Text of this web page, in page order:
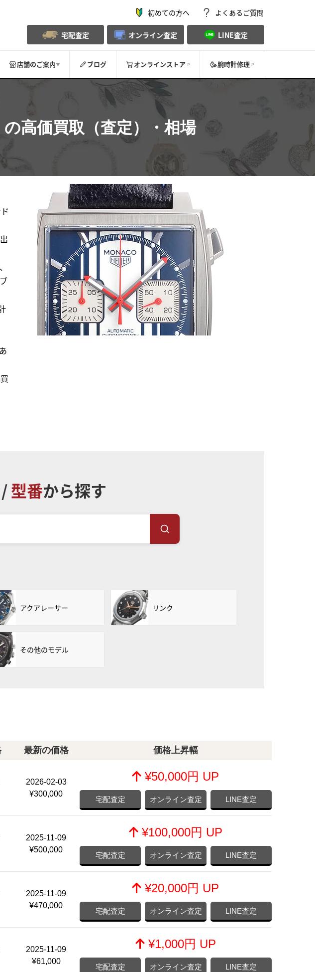
初めての方へ よくあるご質問
宅配査定 オンライン査定 LINE査定
店舗のご案内▼ ブログ オンラインストア 腕時計修理
の高価買取（査定）・相場
型番から探す
アクアレーサー リンク
その他のモデル
最新の価格 価格上昇幅
2026-02-03
¥300,000
¥50,000円 UP
宅配査定 オンライン査定 LINE査定
2025-11-09
¥500,000
¥100,000円 UP
宅配査定 オンライン査定 LINE査定
2025-11-09
¥470,000
¥20,000円 UP
宅配査定 オンライン査定 LINE査定
2025-11-09
¥61,000
¥1,000円 UP
宅配査定 オンライン査定 LINE査定